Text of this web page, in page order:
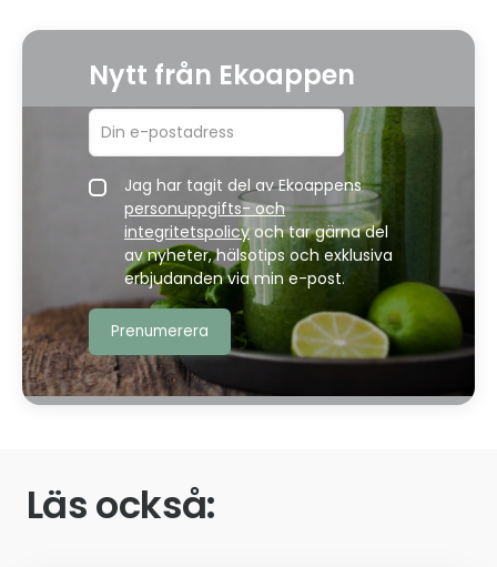
Nytt från Ekoappen
Jag har tagit del av Ekoappens
personuppgifts- och
integritetspolicyoch tar gärna del
av nyheter, hälsotips och exklusiva
erbjudanden via min e-post.
Läs också: